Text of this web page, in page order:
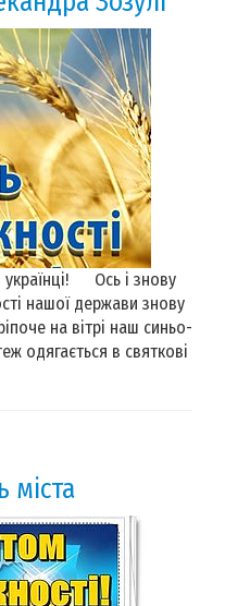
українці! Ось і знову
нашої держави знову
на вітрі наш синьо-
одягається в святкові
міста